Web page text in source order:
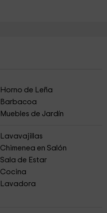
Horno de Leña
Barbacoa
Muebles de Jardín
Lavavajillas
Chimenea en Salón
Sala de Estar
Cocina
Lavadora